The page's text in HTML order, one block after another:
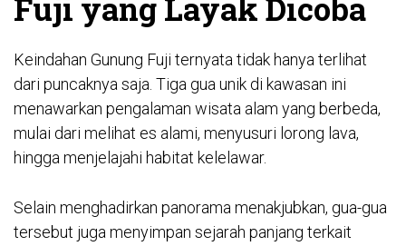
Fuji yang Layak Dicoba
Keindahan Gunung Fuji ternyata tidak hanya terlihat
dari puncaknya saja. Tiga gua unik di kawasan ini
menawarkan pengalaman wisata alam yang berbeda,
mulai dari melihat es alami, menyusuri lorong lava,
hingga menjelajahi habitat kelelawar.
Selain menghadirkan panorama menakjubkan, gua-gua
tersebut juga menyimpan sejarah panjang terkait